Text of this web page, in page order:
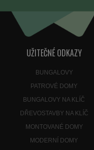
UŽITEČNÉ ODKAZY
BUNGALOVY
PATROVÉ DOMY
BUNGALOVY NA KLÍČ
DŘEVOSTAVBY NA KLÍČ
MONTOVANÉ DOMY
MODERNÍ DOMY